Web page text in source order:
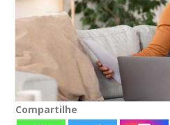
Compartilhe